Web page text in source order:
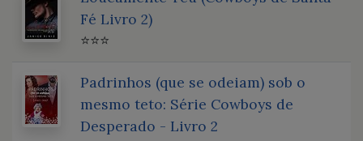
Fé Livro 2)
⭐⭐⭐
Padrinhos (que se odeiam) sob o
mesmo teto: Série Cowboys de
Desperado - Livro 2